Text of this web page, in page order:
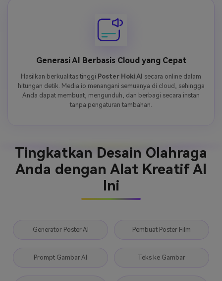
Generasi AI Berbasis Cloud yang Cepat
Hasilkan berkualitas tinggi Poster Hoki AI secara online dalam
hitungan detik. Media.io menangani semuanya di cloud, sehingga
Anda dapat membuat, mengunduh, dan berbagi secara instan
tanpa pengaturan tambahan.
Tingkatkan Desain Olahraga
Anda dengan Alat Kreatif AI
Ini
Generator Poster AI Pembuat Poster Film
Prompt Gambar AI Teks ke Gambar